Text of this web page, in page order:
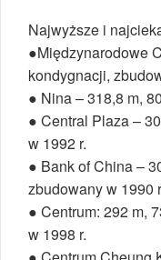
Najwyższe i
●Międzynarodowe
kondygnacji,
● Nina – 318,8 m,
● Central Plaza –
w 1992 r.
● Bank of China –
zbudowany w 1990
● Centrum: 292 m,
w 1998 r.